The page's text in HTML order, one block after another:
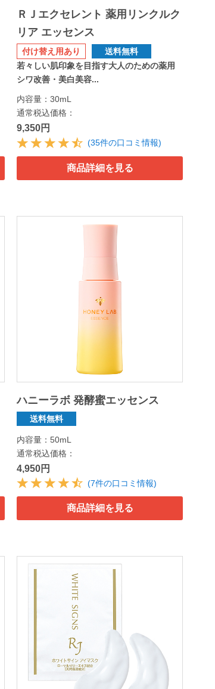
ＲＪエクセレント 薬用リンクルク
リア エッセンス
付け替え用あり
送料無料
若々しい肌印象を目指す大人のための薬用
シワ改善・美白美容...
内容量：30mL
通常税込価格：
9,350円
(35件の口コミ情報)
商品詳細を見る
ハニーラボ 発酵蜜エッセンス
送料無料
内容量：50mL
通常税込価格：
4,950円
(7件の口コミ情報)
商品詳細を見る